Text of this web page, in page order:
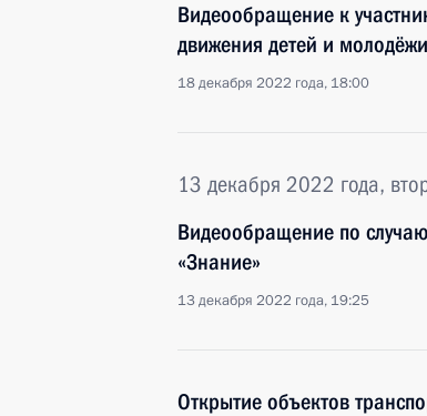
Видеообращение к
движения детей и молодёжи
18 декабря 2022 года, 18:00
13 декабря 2022 года,
Видеообращение по
«Знание»
13 декабря 2022 года, 19:25
Открытие объектов